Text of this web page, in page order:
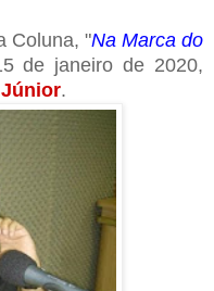
Coluna, "Na Marca do
de janeiro de 2020,
.